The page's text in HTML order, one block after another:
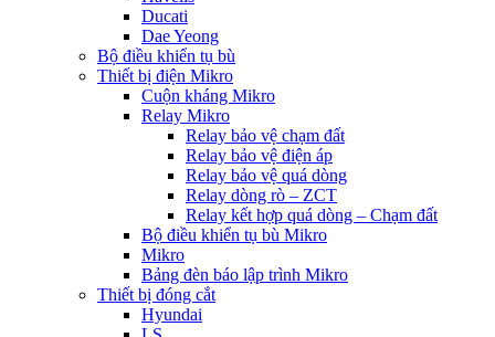
Ducati
Dae Yeong
Bộ điều khiển tụ bù
Thiết bị điện Mikro
Cuộn kháng Mikro
Relay Mikro
Relay bảo vệ chạm đất
Relay bảo vệ điện áp
Relay bảo vệ quá dòng
Relay dòng rò – ZCT
Relay kết hợp quá dòng – Chạm đất
Bộ điều khiển tụ bù Mikro
Mikro
Bảng đèn báo lập trình Mikro
Thiết bị đóng cắt
Hyundai